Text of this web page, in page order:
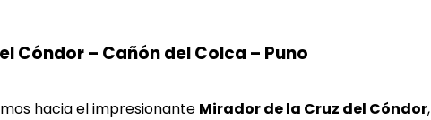
Cóndor – Cañón del Colca – Puno
hacia el impresionante Mirador de la Cruz del Cóndor,